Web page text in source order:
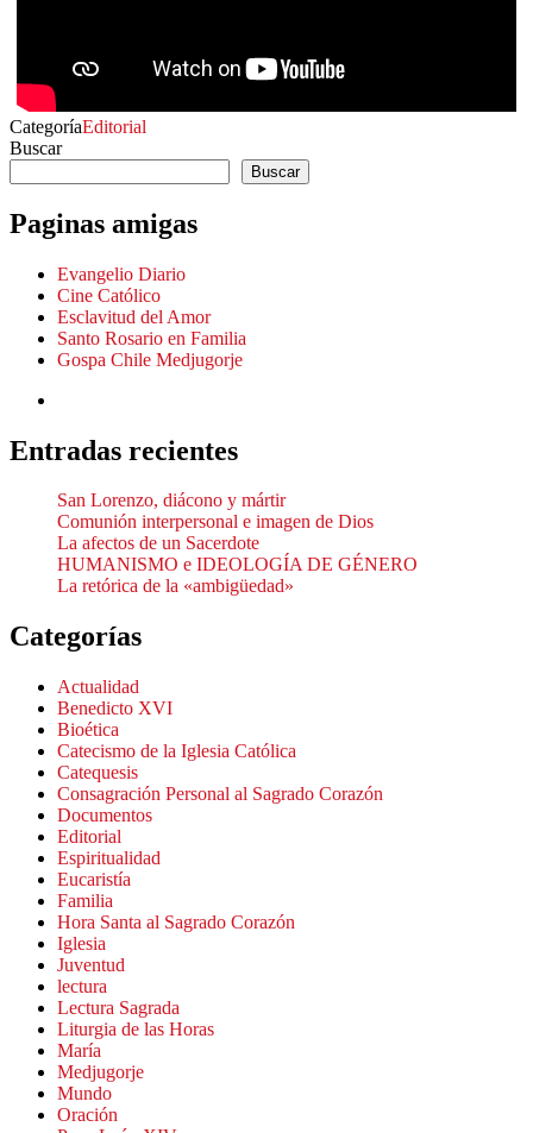
CategoríaEditorial
Buscar
Buscar
Paginas amigas
Evangelio Diario
Cine Católico
Esclavitud del Amor
Santo Rosario en Familia
Gospa Chile Medjugorje
Entradas recientes
San Lorenzo, diácono y mártir
Comunión interpersonal e imagen de Dios
La afectos de un Sacerdote
HUMANISMO e IDEOLOGÍA DE GÉNERO
La retórica de la «ambigüedad»
Categorías
Actualidad
Benedicto XVI
Bioética
Catecismo de la Iglesia Católica
Catequesis
Consagración Personal al Sagrado Corazón
Documentos
Editorial
Espiritualidad
Eucaristía
Familia
Hora Santa al Sagrado Corazón
Iglesia
Juventud
lectura
Lectura Sagrada
Liturgia de las Horas
María
Medjugorje
Mundo
Oración